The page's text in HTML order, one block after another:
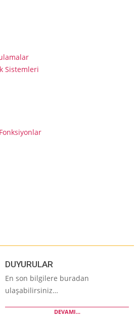
Sistemleri
DUYURULAR
En son bilgilere buradan
ulaşabilirsiniz…
DEVAMI...